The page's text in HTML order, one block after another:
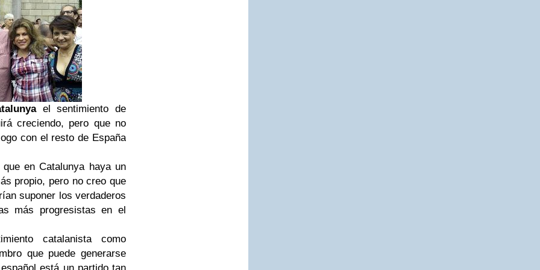
el sentimiento de
creciendo, pero que no
con el resto de España
en Catalunya haya un
propio, pero no creo que
suponer los verdaderos
más progresistas en el
catalanista como
que puede generarse